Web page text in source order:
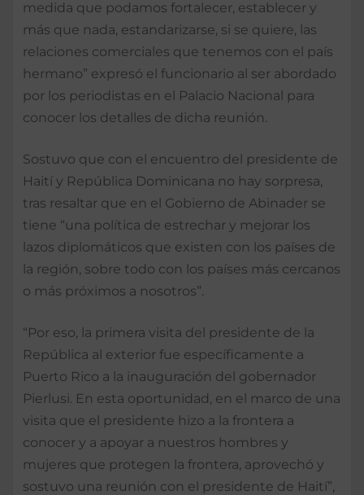
medida que podamos fortalecer, establecer y
más que nada, estandarizarse, si se quiere, las
relaciones comerciales que tenemos con el país
hermano” expresó el funcionario al ser abordado
por los periodistas en el Palacio Nacional para
conocer los detalles de dicha reunión.
Sostuvo que con el encuentro del presidente de
Haití y República Dominicana no hay sorpresa,
tras resaltar que en el Gobierno de Abinader se
tiene “una política de estrechar y mejorar los
lazos diplomáticos que existen con los países de
la región, sobre todo con los países más cercanos
o más próximos a nosotros”.
“Por eso, la primera visita del presidente de la
República al exterior fue específicamente a
Puerto Rico a la inauguración del gobernador
Pierlusi. En esta oportunidad, en el marco de una
visita que el presidente hizo a la frontera a
conocer y a apoyar a nuestros hombres y
mujeres que protegen la frontera, aprovechó y
sostuvo una reunión con el presidente de Haití”,